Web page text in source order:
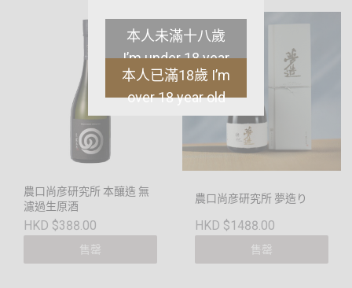
農口尚彦研究所 本釀造 無
濾過生原酒
HKD $388.00
售罄
農口尚彦研究所 夢造り
HKD $1488.00
售罄
本人未滿十八歲
I’m under 18 year
old
本人已滿18歲 I’m
over 18 year old